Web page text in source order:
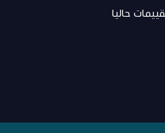
حاليا